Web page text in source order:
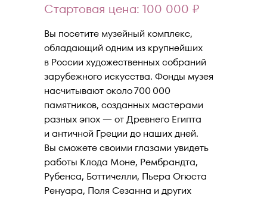
Вы посетите музейный комплекс,
обладающий одним из крупнейших
в России художественных собраний
зарубежного искусства. Фонды музея
насчитывают около 700 000
памятников, созданных мастерами
разных эпох — от Древнего Египта
и античной Греции до наших дней.
Вы сможете своими глазами увидеть
работы Клода Моне, Рембрандта,
Рубенса, Боттичелли, Пьера Огюста
Ренуара, Поля Сезанна и других
Стартовая цена: 100 000 ₽